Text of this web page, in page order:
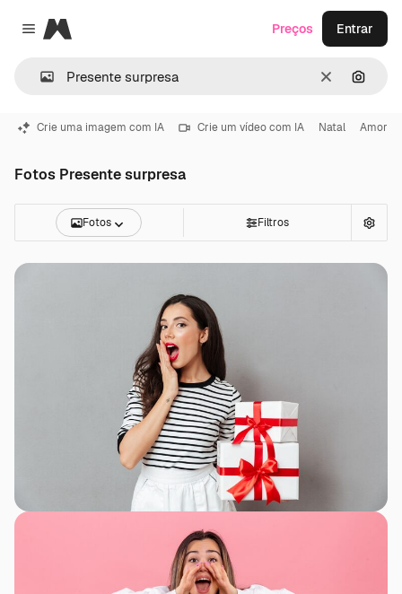
Close menu
Magnific
Limpar
Preços Entrar
Crie uma imagem com IA Crie um vídeo com IA Natal Amor
Fotos Presente surpresa
Fotos Filtros